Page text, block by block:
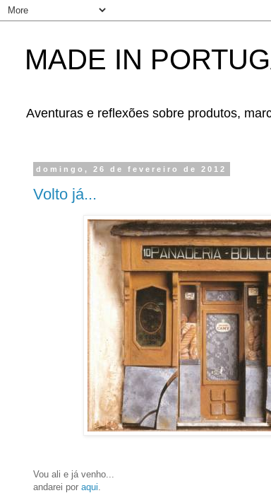
MADE IN
Aventuras e reflexões sobre produtos,
domingo, 26 de fevereiro de 2012
Volto já...
Vou ali e já venho...
andarei por aqui